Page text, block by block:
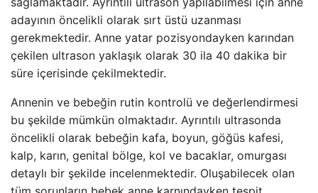
adayının öncelikli olarak sırt üstü uzanması
gerekmektedir. Anne yatar pozisyondayken karından
çekilen ultrason yaklaşık olarak 30 ila 40 dakika bir
süre içerisinde çekilmektedir.
Annenin ve bebeğin rutin kontrolü ve değerlendirmesi
bu şekilde mümkün olmaktadır. Ayrıntılı ultrasonda
öncelikli olarak bebeğin kafa, boyun, göğüs kafesi,
kalp, karın, genital bölge, kol ve bacaklar, omurgası
detaylı bir şekilde incelenmektedir. Oluşabilecek olan